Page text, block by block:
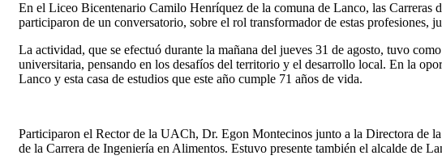
En el Liceo Bicentenario Camilo Henríquez de la comuna de Lanco, las
participaron de un conversatorio, sobre el rol transformador de estas profesiones,
La actividad, que se efectuó durante la mañana del jueves 31 de agosto, tuvo
universitaria, pensando en los desafíos del territorio y el desarrollo local. En la
Lanco y esta casa de estudios que este año cumple 71 años de vida.
Participaron el Rector de la UACh, Dr. Egon Montecinos junto a la Directora de
de la Carrera de Ingeniería en Alimentos. Estuvo presente también el alcalde de